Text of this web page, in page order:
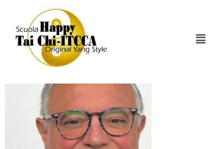
Roberto-Airoldi